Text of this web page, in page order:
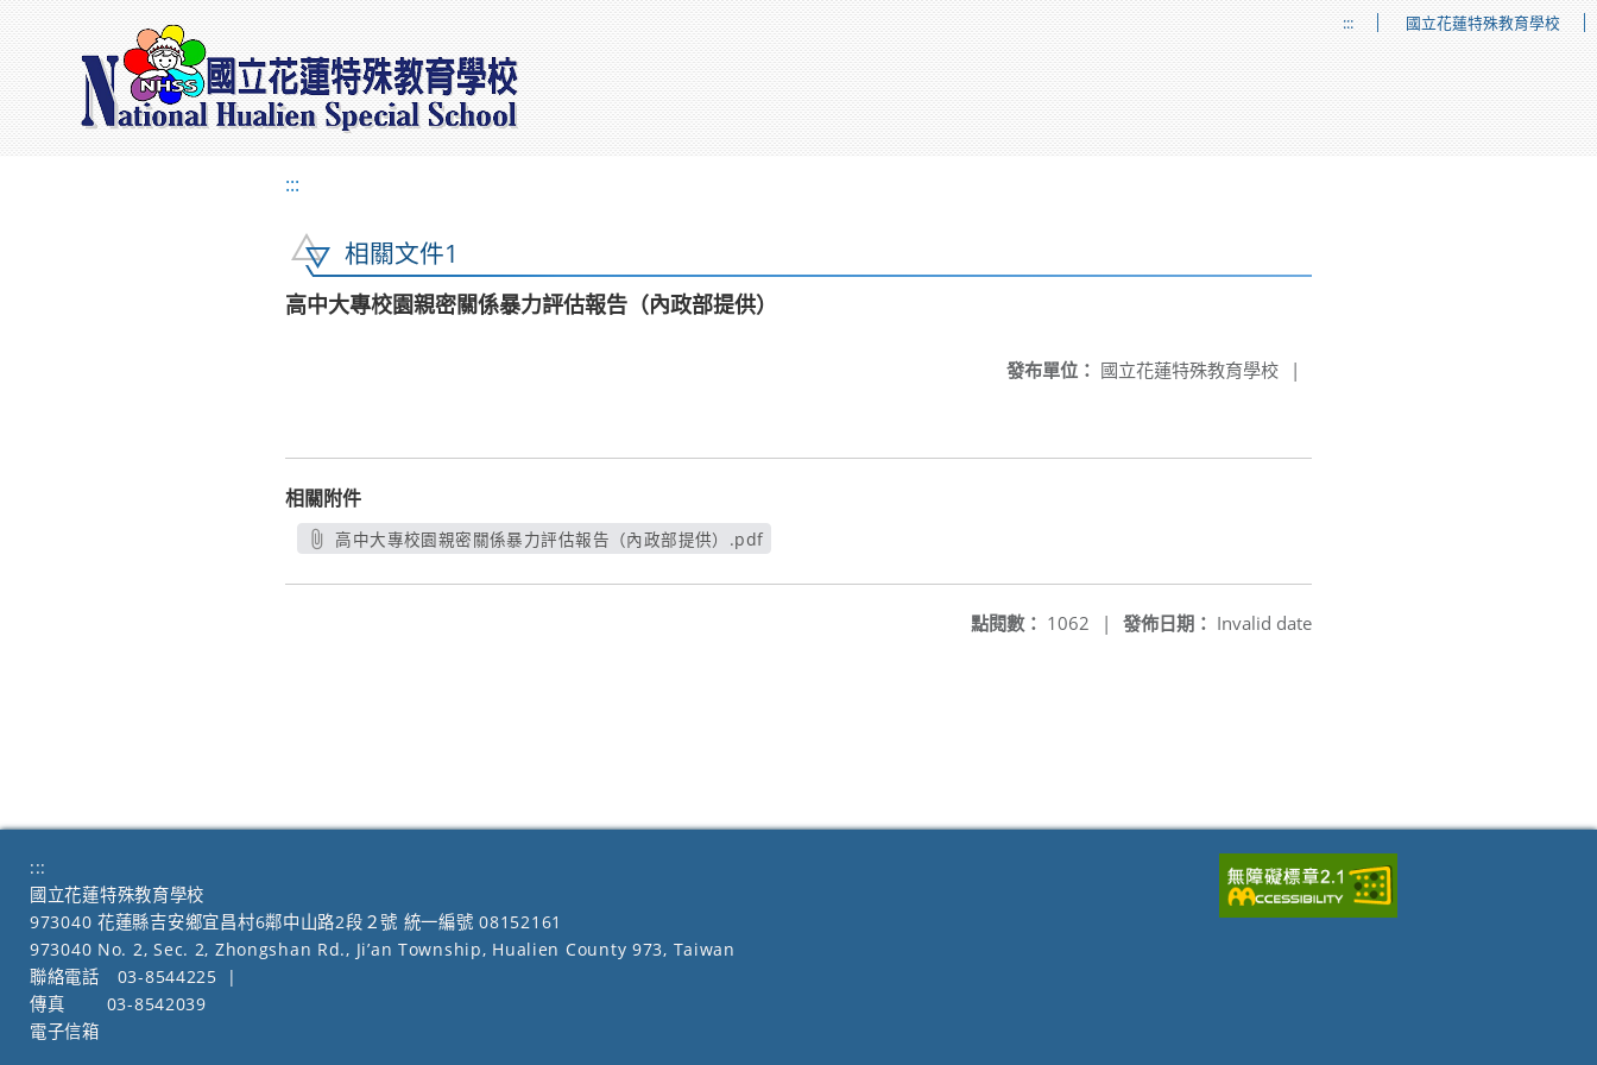
::: 國立花蓮特殊教育學校
:::
相關文件1
高中大專校園親密關係暴力評估報告（內政部提供）
發布單位： 國立花蓮特殊教育學校 |
相關附件
高中大專校園親密關係暴力評估報告（內政部提供）.pdf
發佈日期： Invalid date
點閱數： 1062 |
:::
國立花蓮特殊教育學校
973040 花蓮縣吉安鄉宜昌村6鄰中山路2段２號 統一編號 08152161
973040 No. 2, Sec. 2, Zhongshan Rd., Ji’an Township, Hualien County 973, Taiwan
聯絡電話
03-8544225
|
傳真
03-8542039
電子信箱